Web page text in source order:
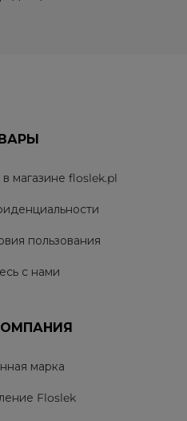
магазине floslek.pl
пользования
с нами
марка
Floslek